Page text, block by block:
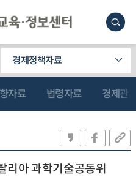
경제정책자료
자료 법령자료 경제관
리아 과학기술공동위